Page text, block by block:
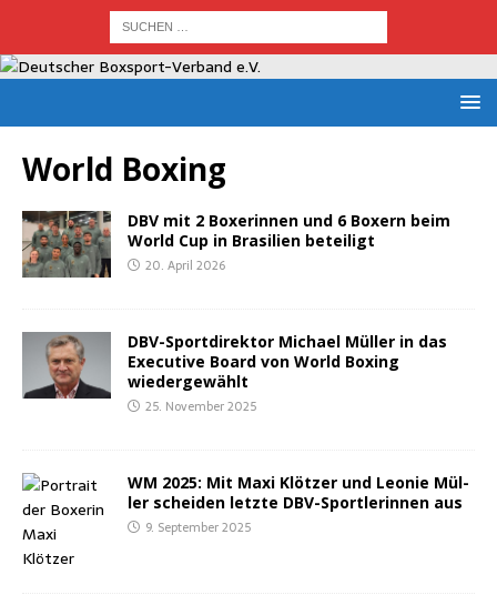
World Boxing
DBV mit 2 Boxe­rin­nen und 6 Boxern beim
World Cup in Bra­si­li­en beteiligt
20. April 2026
DBV-Sport­di­rek­tor Micha­el Mül­ler in das
Exe­cu­ti­ve Board von World Boxing
wiedergewählt
25. November 2025
WM 2025: Mit Maxi Klöt­zer und Leo­nie Mül­
ler schei­den letz­te DBV-Sport­le­rin­nen aus
9. September 2025